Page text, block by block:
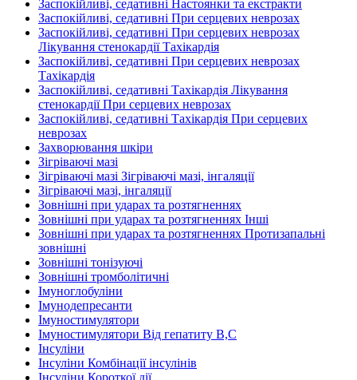
Заспокійливі, седативні Настоянки та екстракти
Заспокійливі, седативні При серцевих неврозах
Заспокійливі, седативні При серцевих неврозах
Лікування стенокардії Тахікардія
Заспокійливі, седативні При серцевих неврозах
Тахікардія
Заспокійливі, седативні Тахікардія Лікування
стенокардії При серцевих неврозах
Заспокійливі, седативні Тахікардія При серцевих
неврозах
Захворювання шкіри
Зігріваючі мазі
Зігріваючі мазі Зігріваючі мазі, інгаляції
Зігріваючі мазі, інгаляції
Зовнішні при ударах та розтягненнях
Зовнішні при ударах та розтягненнях Інші
Зовнішні при ударах та розтягненнях Протизапальні
зовнішні
Зовнішні тонізуючі
Зовнішні тромболітичні
Імуноглобуліни
Імунодепресанти
Імуностимулятори
Імуностимулятори Від гепатиту В,С
Інсуліни
Інсуліни Комбінації інсулінів
Інсуліни Короткої дії